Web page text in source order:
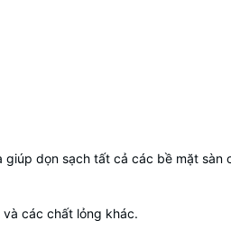
dọn sạch tất cả các bề mặt
các chất lỏng khác.